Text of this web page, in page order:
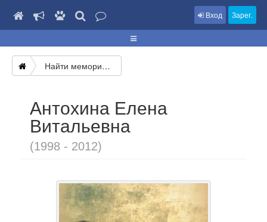
Вход Зарег.
Найти мемориал
Антохина Елена
Витальевна
(1998 - 2012)